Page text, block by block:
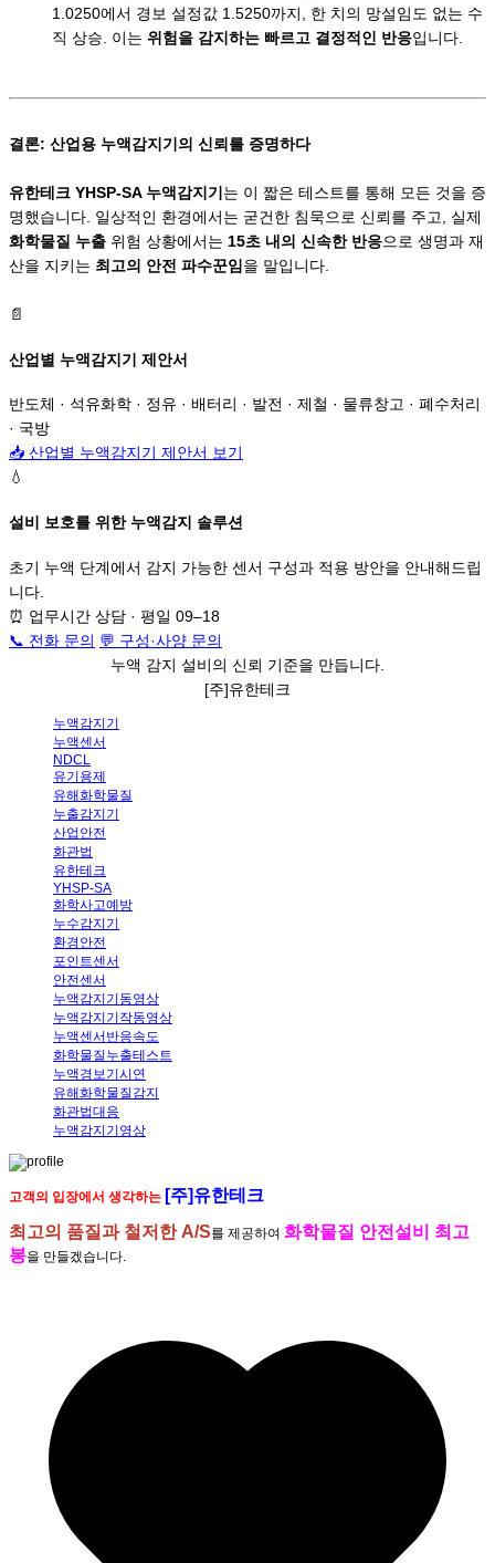
1.0250에서 경보 설정값 1.5250까지, 한 치의 망설임도 없는 수
직 상승. 이는 위험을 감지하는 빠르고 결정적인 반응입니다.
결론: 산업용 누액감지기의 신뢰를 증명하다
유한테크 YHSP-SA 누액감지기 는 이 짧은 테스트를 통해 모든 것을 증
명했습니다. 일상적인 환경에서는 굳건한 침묵으로 신뢰를 주고, 실제
화학물질 누출 위험 상황에서는 15초 내의 신속한 반응으로 생명과 재
산을 지키는 최고의 안전 파수꾼임을 말입니다.
📄
산업별 누액감지기 제안서
반도체 · 석유화학 · 정유 · 배터리 · 발전 · 제철 · 물류창고 · 폐수처리
· 국방
📥 산업별 누액감지기 제안서 보기
💧
설비 보호를 위한 누액감지 솔루션
초기 누액 단계에서 감지 가능한 센서 구성과 적용 방안을 안내해드립
니다.
⏰ 업무시간 상담 · 평일 09–18
📞 전화 문의 💬 구성·사양 문의
누액 감지 설비의 신뢰 기준을 만듭니다.
[주]유한테크
누액감지기
누액센서
NDCL
유기용제
유해화학물질
누출감지기
산업안전
화관법
유한테크
YHSP-SA
화학사고예방
누수감지기
환경안전
포인트센서
안전센서
누액감지기동영상
누액감지기작동영상
누액센서반응속도
화학물질누출테스트
누액경보기시연
유해화학물질감지
화관법대응
누액감지기영상
고객의 입장에서 생각하는 [주]유한테크
최고의 품질과 철저한 A/S를 제공하여 화학물질 안전설비 최고
봉을 만들겠습니다.